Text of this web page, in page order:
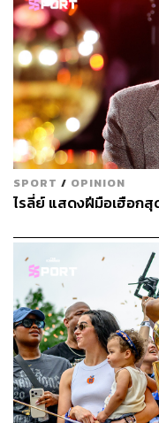
ไมค์ บูเดนโฮลเซอร์ มีอ
ตำนานอย่าง คารีม อับดุ
พาบักส์ไปคว้าแชมป์สมั
แม่ของผู้เล่นบางคนใน
อ้างอิง:
https://
https://
is-
ls-milwaukee-
TAGS: NBA
Phoenix Suns
SPORT / OPINION
ไรลี่ย์ แสดงฝีมือเฮือกสุ